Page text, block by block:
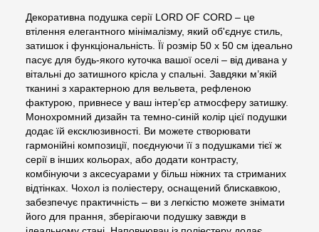
Декоративна подушка серії LORD OF CORD – це
втілення елегантного мінімалізму, який об'єднує стиль,
затишок і функціональність. Її розмір 50 х 50 см ідеально
пасує для будь-якого куточка вашої оселі – від дивана у
вітальні до затишного крісла у спальні. Завдяки м’якій
тканині з характерною для вельвета, рефленою
фактурою, привнесе у ваш інтер’єр атмосферу затишку.
Монохромний дизайн та темно-синій колір цієї подушки
додає їй ексклюзивності. Ви можете створювати
гармонійні композиції, поєднуючи її з подушками тієї ж
серії в інших кольорах, або додати контрасту,
комбінуючи з аксесуарами у більш ніжних та стриманих
відтінках. Чохол із поліестеру, оснащений блискавкою,
забезпечує практичність – ви з легкістю можете знімати
його для прання, зберігаючи подушку завжди в